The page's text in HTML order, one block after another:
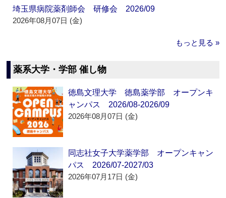
埼玉県病院薬剤師会 研修会 2026/09
2026年08月07日 (金)
もっと見る »
薬系大学・学部 催し物
徳島文理大学 徳島薬学部 オープンキ
ャンパス 2026/08-2026/09
2026年08月07日 (金)
同志社女子大学薬学部 オープンキャン
パス 2026/07-2027/03
2026年07月17日 (金)